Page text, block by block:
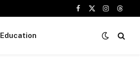
Facebook
X
Instagram
Education